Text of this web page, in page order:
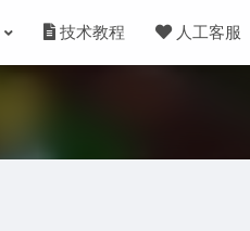
技术教程 人工客服